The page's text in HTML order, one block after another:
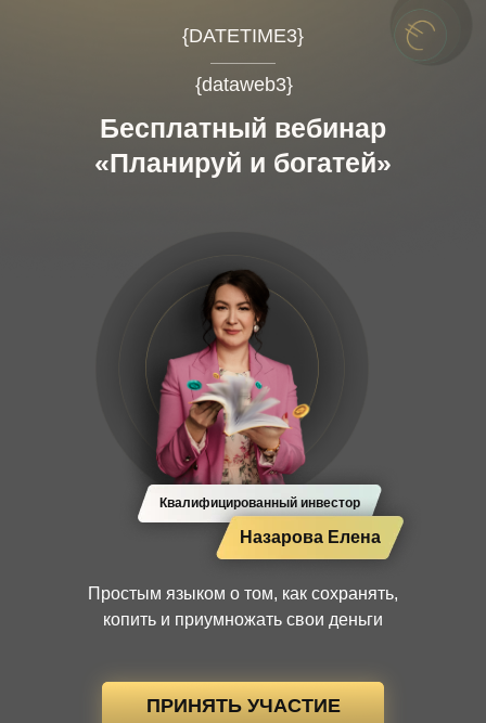
Квалифицированный инвестор
Назарова Елена
ПРИНЯТЬ УЧАСТИЕ
Бесплатный вебинар
«Планируй и богатей»
{dataweb3}
{DATETIME3}
Простым языком о том, как сохранять,
копить и приумножать свои деньги